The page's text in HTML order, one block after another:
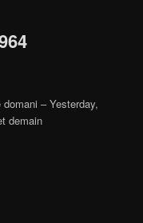
– Yesterday,
demain